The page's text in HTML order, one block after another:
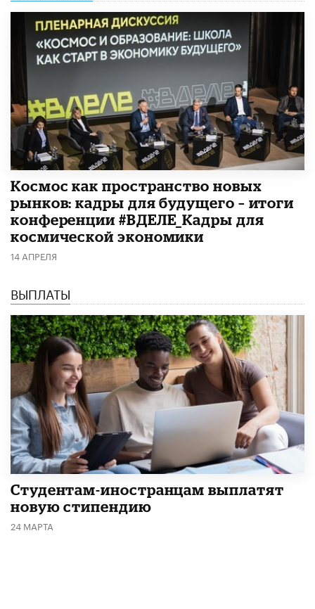
Космос как пространство новых
рынков: кадры для будущего – итоги
конференции #ВДЕЛЕ_Кадры для
космической экономики
14 АПРЕЛЯ
ВЫПЛАТЫ
Студентам-иностранцам выплатят
новую стипендию
24 МАРТА